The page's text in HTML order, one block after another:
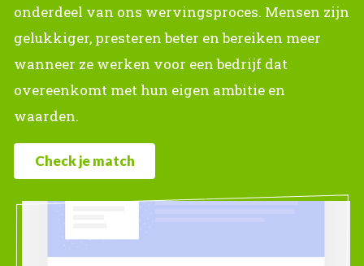
onderdeel van ons wervingsproces. Mensen zijn
gelukkiger, presteren beter en bereiken meer
wanneer ze werken voor een bedrijf dat
overeenkomt met hun eigen ambitie en
waarden.
Check je match